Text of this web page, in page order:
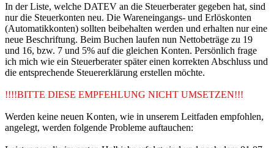
In der Liste, welche DATEV an die Steuerberater gegeben hat, sind
nur die Steuerkonten neu. Die Wareneingangs- und Erlöskonten
(Automatikkonten) sollten beibehalten werden und erhalten nur eine
neue Beschriftung. Beim Buchen laufen nun Nettobeträge zu 19
und 16, bzw. 7 und 5% auf die gleichen Konten. Persönlich frage
ich mich wie ein Steuerberater später einen korrekten Abschluss und
die entsprechende Steuererklärung erstellen möchte.
!!!!BITTE DIESE EMPFEHLUNG NICHT UMSETZEN!!!
Werden keine neuen Konten, wie in unserem Leitfaden empfohlen,
angelegt, werden folgende Probleme auftauchen: